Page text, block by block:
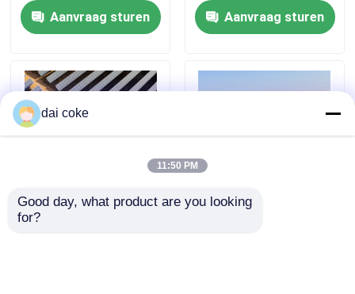
Fabrieksreis
Kwaliteitscontrole
Contacteer ons
Aanvraag sturen
Aanvraag sturen
Onafhankelijke
dai coke
11:50 PM
Good day, what product are you looking
for?